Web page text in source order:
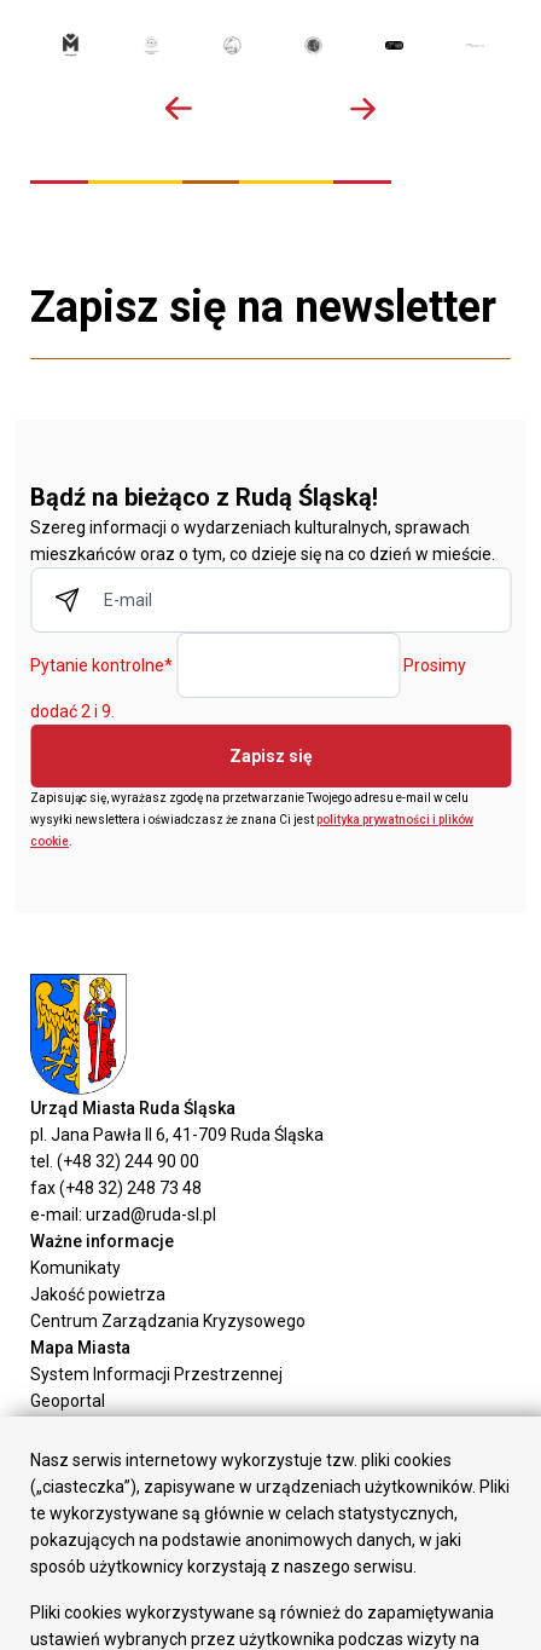
Zapisz się na newsletter
Bądź na bieżąco z Rudą Śląską!
Szereg informacji o wydarzeniach kulturalnych, sprawach
mieszkańców oraz o tym, co dzieje się na co dzień w mieście.
Pytanie kontrolne* Prosimy
dodać 2 i 9.
Zapisz się
Zapisując się, wyrażasz zgodę na przetwarzanie Twojego adresu e-mail w celu
wysyłki newslettera i oświadczasz że znana Ci jestpolityka prywatności i plików
cookie.
Urząd Miasta Ruda Śląska
pl. Jana Pawła II 6, 41-709 Ruda Śląska
tel. (+48 32) 244 90 00
fax (+48 32) 248 73 48
e-mail: urzad@ruda-sl.pl
Ważne informacje
Komunikaty
Jakość powietrza
Centrum Zarządzania Kryzysowego
Mapa Miasta
System Informacji Przestrzennej
Geoportal
Załatw sprawę
Prezydent Miasta
Rada Miasta
Wydziały
Elektroniczna Skrzynka Podawcza
Gospodarka
Fundusze europejskie
Nasz serwis internetowy wykorzystuje tzw. pliki cookies
(„ciasteczka”), zapisywane w urządzeniach użytkowników. Pliki
te wykorzystywane są głównie w celach statystycznych,
pokazujących na podstawie anonimowych danych, w jaki
sposób użytkownicy korzystają z naszego serwisu.
Pliki cookies wykorzystywane są również do zapamiętywania
ustawień wybranych przez użytkownika podczas wizyty na